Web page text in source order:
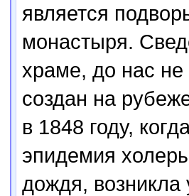
является
монастыря.
храме, до нас
создан на
в 1848 году,
эпидемия
дождя, возникла